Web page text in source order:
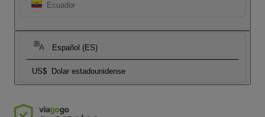
Ecuador
Español (ES)
US$ Dolar estadounidense